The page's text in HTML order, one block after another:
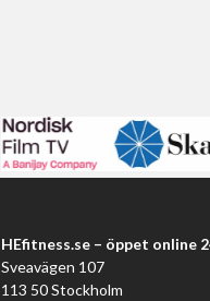
HEfitness.se – öppet online
Sveavägen 107
113 50 Stockholm